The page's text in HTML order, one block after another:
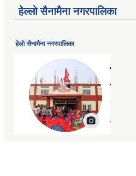
हेल्लो सैनामैना नगरपालिका
हेलाे सैनामैना नगरपालिका